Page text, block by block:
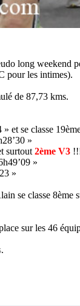
long weekend
pour les intimes).
de 87,73 kms.
et se classe
»
surtout 2ème V3
»
»
se classe 8ème
sur les 46
.